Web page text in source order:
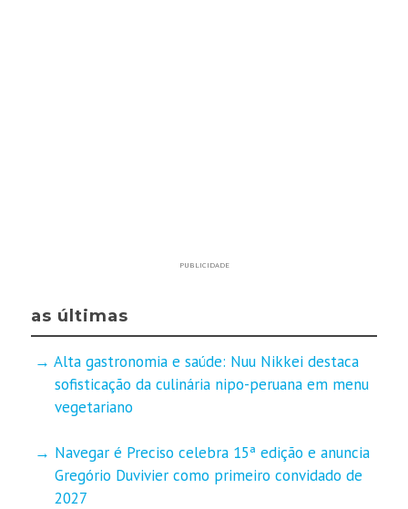
PUBLICIDADE
as últimas
Alta gastronomia e saúde: Nuu Nikkei destaca
sofisticação da culinária nipo-peruana em menu
vegetariano
Navegar é Preciso celebra 15ª edição e anuncia
Gregório Duvivier como primeiro convidado de
2027